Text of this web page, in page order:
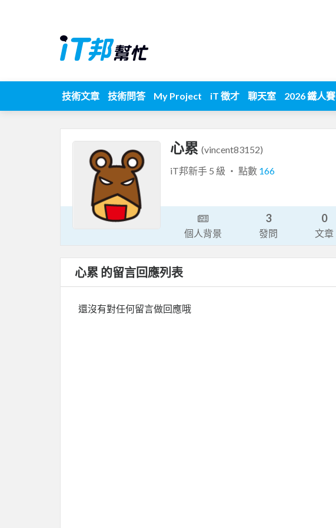
技術文章 技術問答 My Project iT 徵才 聊天室 2026 鐵人賽
心累 (vincent83152)
iT邦新手 5 級 ‧ 點數 166
個人背景
3
發問
0
文章
心累 的留言回應列表
還沒有對任何留言做回應哦